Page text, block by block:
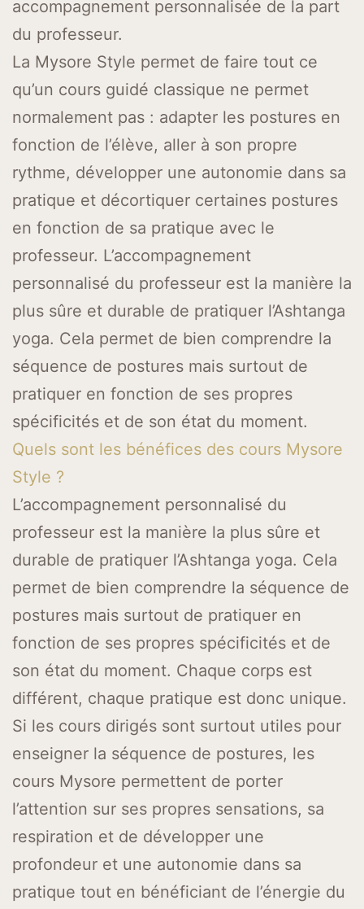
accompagnement personnalisée de la part
du professeur.
La Mysore Style permet de faire tout ce
qu’un cours guidé classique ne permet
normalement pas : adapter les postures en
fonction de l’élève, aller à son propre
rythme, développer une autonomie dans sa
pratique et décortiquer certaines postures
en fonction de sa pratique avec le
professeur. L’accompagnement
personnalisé du professeur est la manière la
plus sûre et durable de pratiquer l’Ashtanga
yoga. Cela permet de bien comprendre la
séquence de postures mais surtout de
pratiquer en fonction de ses propres
spécificités et de son état du moment.
Quels sont les bénéfices des cours Mysore
Style ?
L’accompagnement personnalisé du
professeur est la manière la plus sûre et
durable de pratiquer l’Ashtanga yoga. Cela
permet de bien comprendre la séquence de
postures mais surtout de pratiquer en
fonction de ses propres spécificités et de
son état du moment. Chaque corps est
différent, chaque pratique est donc unique.
Si les cours dirigés sont surtout utiles pour
enseigner la séquence de postures, les
cours Mysore permettent de porter
l’attention sur ses propres sensations, sa
respiration et de développer une
profondeur et une autonomie dans sa
pratique tout en bénéficiant de l’énergie du